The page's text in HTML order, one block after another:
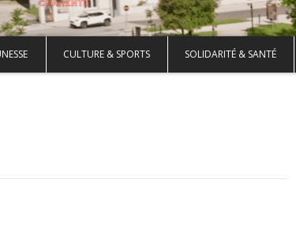
CULTURE & SPORTS SOLIDARITÉ & SANTÉ